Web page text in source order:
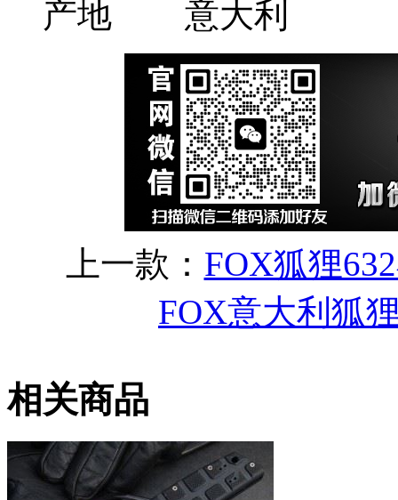
产地
意大利
上一款： FOX狐狸
FOX意大利狐
相关商品